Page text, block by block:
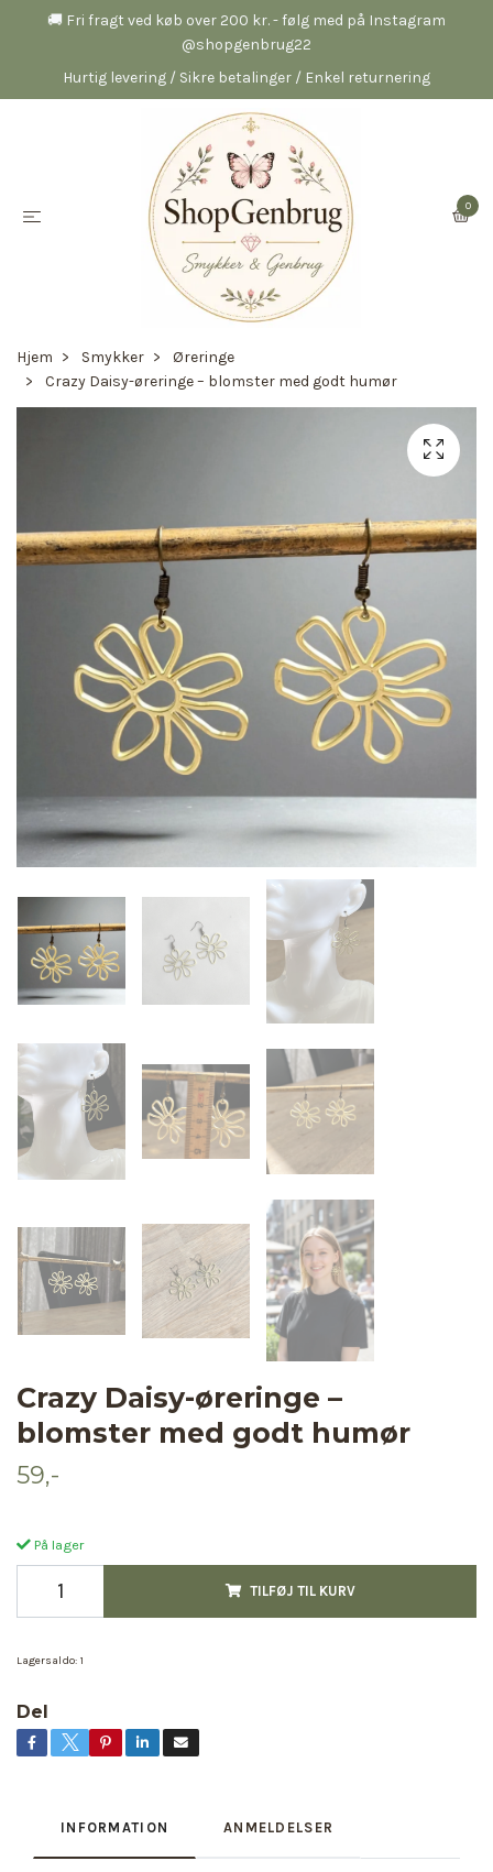
🚚 Fri fragt ved køb over 200 kr. - følg med på Instagram
@shopgenbrug22
Hurtig levering / Sikre betalinger / Enkel returnering
0
Hjem Smykker
Øreringe
Crazy Daisy-øreringe – blomster med godt humør
Crazy Daisy-øreringe –
blomster med godt humør
59,-
På lager
TILFØJ TIL KURV
Lagersaldo: 1
Del
INFORMATION ANMELDELSER